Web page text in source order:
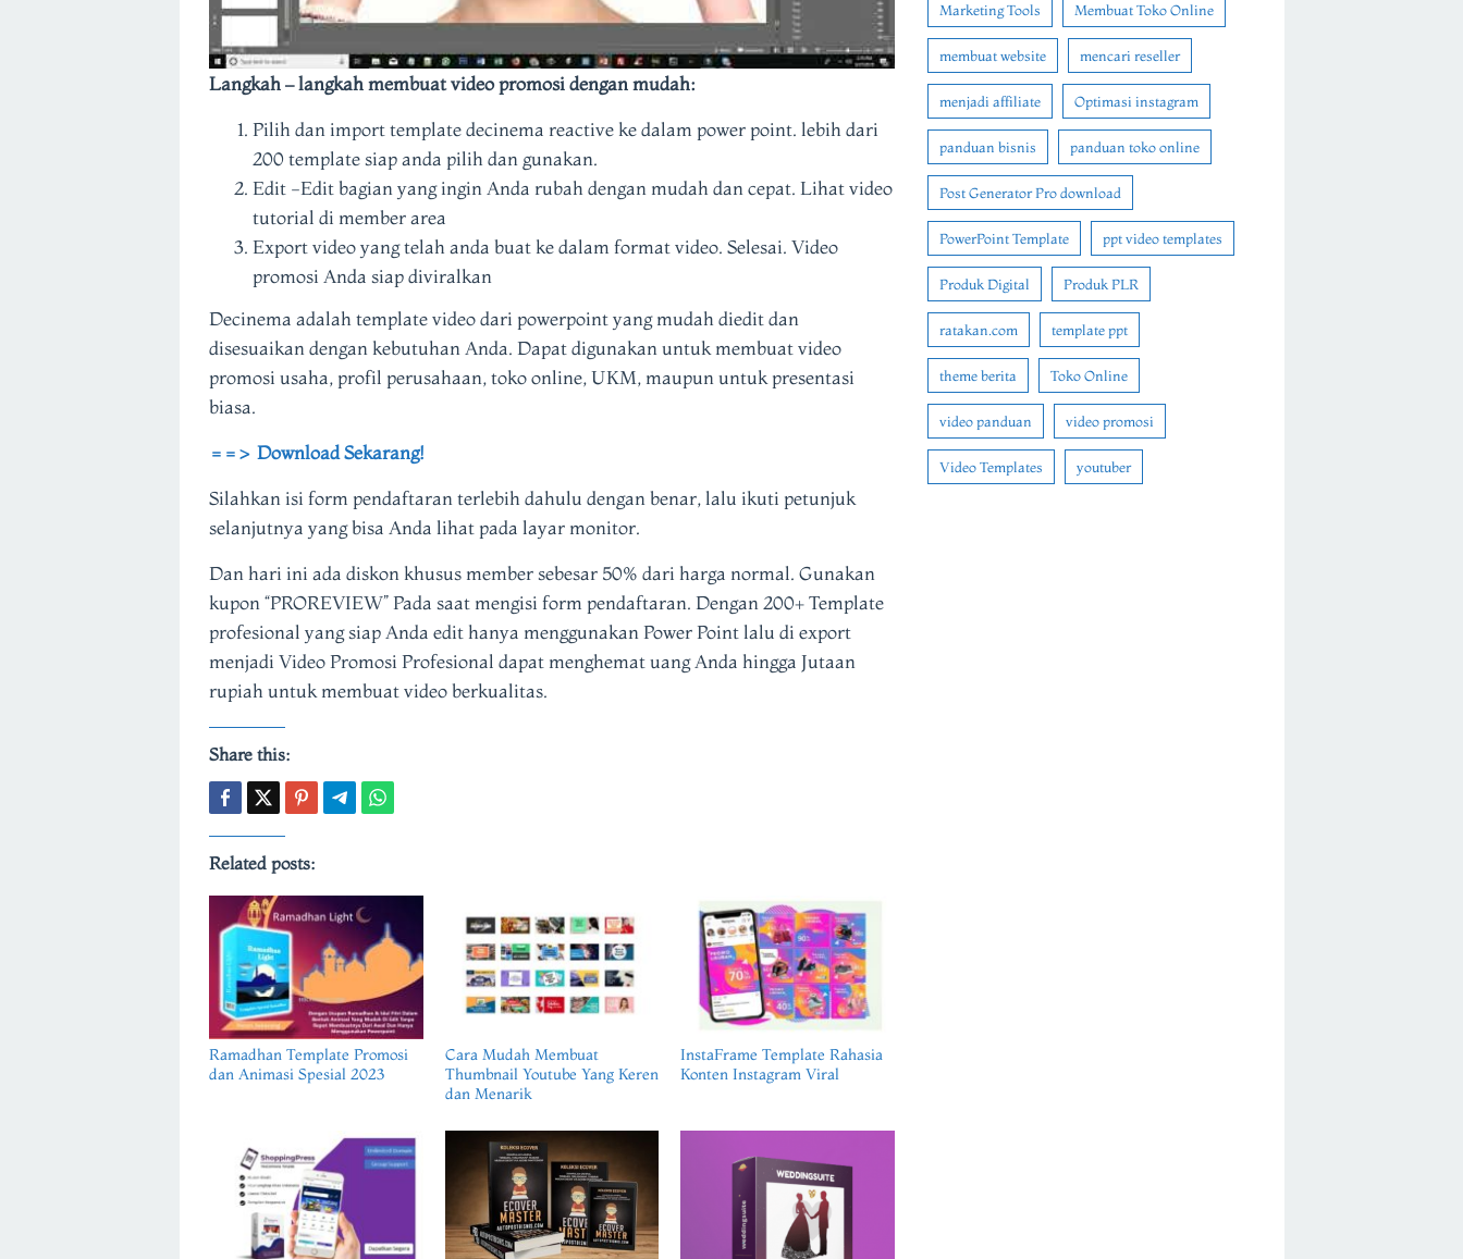
Langkah – langkah membuat video promosi dengan mudah:
Pilih dan import template decinema reactive ke dalam power point. lebih dari
200 template siap anda pilih dan gunakan.
Edit -Edit bagian yang ingin Anda rubah dengan mudah dan cepat. Lihat video
tutorial di member area
Export video yang telah anda buat ke dalam format video. Selesai. Video
promosi Anda siap diviralkan
Decinema adalah template video dari powerpoint yang mudah diedit dan
disesuaikan dengan kebutuhan Anda. Dapat digunakan untuk membuat video
promosi usaha, profil perusahaan, toko online, UKM, maupun untuk presentasi
biasa.
==> Download Sekarang!
Silahkan isi form pendaftaran terlebih dahulu dengan benar, lalu ikuti petunjuk
selanjutnya yang bisa Anda lihat pada layar monitor.
Dan hari ini ada diskon khusus member sebesar 50% dari harga normal. Gunakan
kupon “PROREVIEW” Pada saat mengisi form pendaftaran. Dengan 200+ Template
profesional yang siap Anda edit hanya menggunakan Power Point lalu di export
menjadi Video Promosi Profesional dapat menghemat uang Anda hingga Jutaan
rupiah untuk membuat video berkualitas.
Share this:
Related posts:
Ramadhan Template Promosi
dan Animasi Spesial 2023
Cara Mudah Membuat
Thumbnail Youtube Yang Keren
dan Menarik
InstaFrame Template Rahasia
Konten Instagram Viral
Marketing Tools Membuat Toko Online
membuat website mencari reseller
menjadi affiliate Optimasi instagram
panduan bisnis panduan toko online
Post Generator Pro download
PowerPoint Template ppt video templates
Produk Digital Produk PLR
ratakan.com template ppt
theme berita Toko Online
video panduan video promosi
Video Templates youtuber